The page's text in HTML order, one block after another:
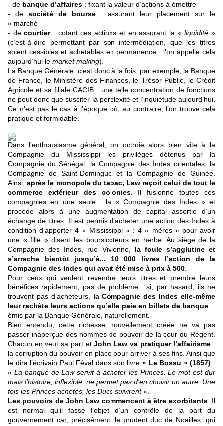
- de banque d’affaires : fixant la valeur d’actions à émettre
- de société de bourse : assurant leur placement sur le
« marché
- decourtier: cotant ces actions et en assurant la «liquidité»
(c’est-à-dire permettant par son intermédiation, que les titres
soient cessibles et achetables en permanence : l’on appelle cela
aujourd’hui le market making)
La Banque Générale, c’est donc à la fois, par exemple, la Banque
de France, le Ministère des Finances, le Trésor Public, le Crédit
Agricole et sa filiale CACIB : une telle concentration de fonctions
ne peut donc que susciter la perplexité et l’inquiétude aujourd’hui.
Ce n’est pas le cas à l’époque où, au contraire, l’on trouve cela
pratique et formidable.
Dans l’enthousiasme général, on octroie alors bien vite à la
Compagnie du Mississippi les privilèges détenus par la
Compagnie du Sénégal, la Compagnie des Indes orientales, la
Compagnie de Saint-Domingue et la Compagnie de Guinée.
Ainsi,après le monopole du tabac, Law reçoit celui de tout le
commerce extérieur des colonies. Il fusionne toutes ces
compagnies en une seule : la « Compagnie des Indes » et
procède alors à une augmentation de capital assortie d’un
échange de titres. Il est permis d’acheter une action des Indes à
condition d’apporter 4 « Mississippi » : 4 « mères » pour avoir
une « fille » disent les boursicoteurs en herbe. Au siège de la
Compagnie des Indes, rue Vivienne, la foule s’agglutine et
s’arrache bientôt jusqu’à... 10 000 livres l’action de la
Compagnie des Indes qui avait été mise à prix à 500
Pour ceux qui veulent revendre leurs titres et prendre leurs
bénéfices rapidement, pas de problème : si, par hasard, ils ne
trouvent pas d’acheteurs, la Compagnie des Indes elle-même
leur rachète leurs actions qu’elle paie en billets de banque
émis par la Banque Générale, naturellement.
Bien entendu, cette richesse nouvellement créée ne va pas
passer inaperçue des hommes de pouvoir de la cour du Régent.
Chacun en veut sa part etJohn Law va pratiquer l’affairisme :
la corruption du pouvoir en place pour arriver à ses fins. Ainsi que
le dira l’écrivain Paul Féval dans son livre « Le Bossu » (1857) :
« La banque de Law servit à acheter les Princes. Le mot est dur
mais l’histoire, inflexible, ne permet pas d’en choisir un autre. Une
fois les Princes achetés, les Ducs suivirent».
Les pouvoirs de John Law commencent à être exorbitants. Il
est normal qu’il fasse l’objet d’un contrôle de la part du
gouvernement car, précisément, le prudent duc de Noailles, qui